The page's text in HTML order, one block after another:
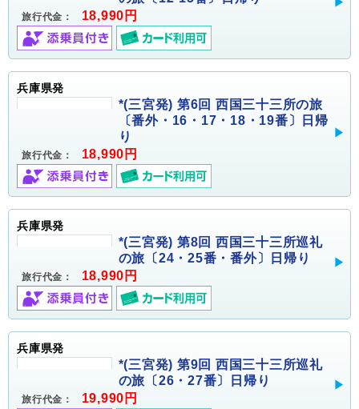
旅行代金： 18,990円
兵庫県発
*(三宮発) 第6回 西国三十三所の旅
〔番外・16・17・18・19番〕日帰
り
旅行代金： 18,990円
兵庫県発
*(三宮発) 第8回 西国三十三所巡礼
の旅〔24・25番・番外〕日帰り
旅行代金： 18,990円
兵庫県発
*(三宮発) 第9回 西国三十三所巡礼
の旅〔26・27番〕日帰り
旅行代金： 19,990円